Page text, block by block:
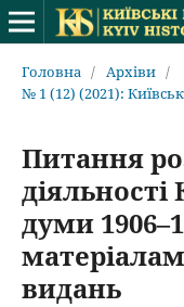
Головна / Архіви /
№ 1 (12) (2021):
Питання
діяльності
думи
видань